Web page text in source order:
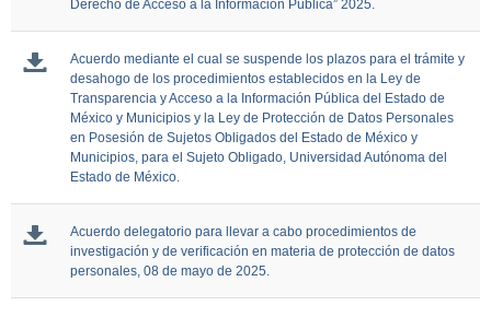
Derecho de Acceso a la Información Pública” 2025.
Acuerdo mediante el cual se suspende los plazos para el trámite y
desahogo de los procedimientos establecidos en la Ley de
Transparencia y Acceso a la Información Pública del Estado de
México y Municipios y la Ley de Protección de Datos Personales
en Posesión de Sujetos Obligados del Estado de México y
Municipios, para el Sujeto Obligado, Universidad Autónoma del
Estado de México.
Acuerdo delegatorio para llevar a cabo procedimientos de
investigación y de verificación en materia de protección de datos
personales, 08 de mayo de 2025.